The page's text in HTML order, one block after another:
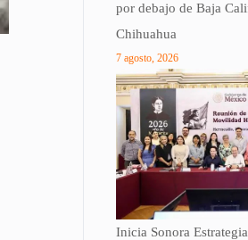
por debajo de Baja
Chihuahua
7 agosto, 2026
Inicia Sonora